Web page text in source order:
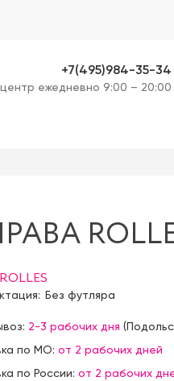
+7(495)984-35-34
ежедневно 9:00 – 20:00
ROLLES
Без футляра
2-3 рабочих дня (
по МО: от 2 рабочих дней
по России: от 2 рабочих